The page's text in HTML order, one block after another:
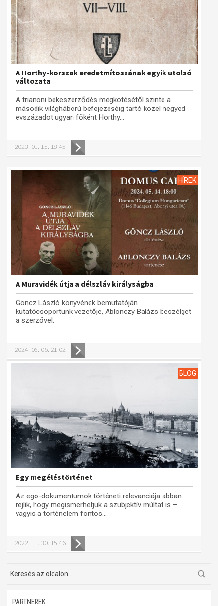
A Horthy-korszak eredetmítoszának egyik utolsó
változata
A trianoni békeszerződés megkötésétől szinte a
második világháború befejezéséig tartó közel negyed
évszázadot ugyan főként Horthy...
2023. 01. 15. 18:45
HÍREK
A Muravidék útja a délszláv királyságba
Göncz László könyvének bemutatóján
kutatócsoportunk vezetője, Ablonczy Balázs beszélget
a szerzővel.
2024. 05. 06. 21:02
BLOG
Egy megéléstörténet
Az ego-dokumentumok történeti relevanciája abban
rejlik, hogy megismerhetjük a szubjektív múltat is –
vagyis a történelem fontos...
2022. 11. 30. 15:46
PARTNEREK